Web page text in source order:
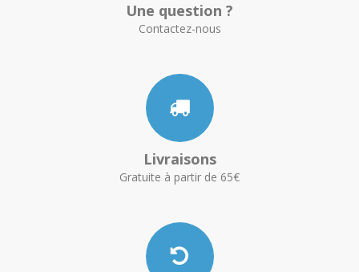
Une question ?
Contactez-nous
Livraisons
Gratuite à partir de 65€